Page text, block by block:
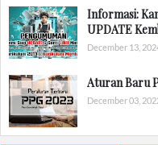
Informasi:
UPDATE
December 13,
Aturan Baru
December 03,